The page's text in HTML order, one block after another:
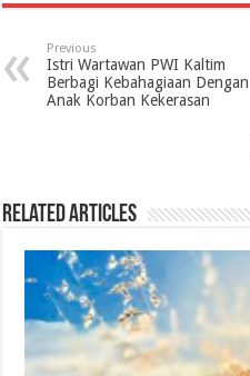
Previous
Istri Wartawan PWI Kaltim
Berbagi Kebahagiaan Dengan
Anak Korban Kekerasan
Related Articles